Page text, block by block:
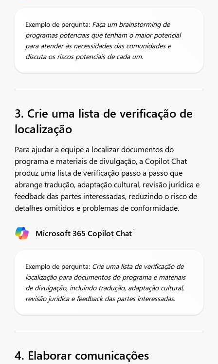
Exemplo de pergunta: Faça um brainstorming de
programas potenciais que tenham o maior potencial
para atender às necessidades das comunidades e
discuta os riscos potenciais de cada um.
3. Crie uma lista de verificação de
localização
Para ajudar a equipe a localizar documentos do
programa e materiais de divulgação, a Copilot Chat
produz uma lista de verificação passo a passo que
abrange tradução, adaptação cultural, revisão jurídica e
feedback das partes interessadas, reduzindo o risco de
detalhes omitidos e problemas de conformidade.
Microsoft 365 Copilot Chat 1
Exemplo de pergunta: Crie uma lista de verificação de
localização para documentos do programa e materiais
de divulgação, incluindo tradução, adaptação cultural,
revisão jurídica e feedback das partes interessadas.
4. Elaborar comunicações